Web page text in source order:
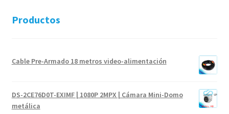
Productos
Cable Pre-Armado 18 metros video-alimentación
DS-2CE76D0T-EXIMF | 1080P 2MPX | Cámara Mini-Domo
metálica